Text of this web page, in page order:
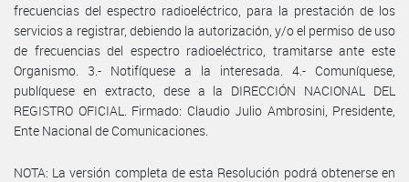
frecuencias del espectro radioeléctrico, para la prestación de los
servicios a registrar, debiendo la autorización, y/o el permiso de uso
de frecuencias del espectro radioeléctrico, tramitarse ante este
Organismo. 3.- Notifíquese a la interesada. 4.- Comuníquese,
publíquese en extracto, dese a la DIRECCIÓN NACIONAL DEL
REGISTRO OFICIAL. Firmado: Claudio Julio Ambrosini, Presidente,
Ente Nacional de Comunicaciones.
NOTA: La versión completa de esta Resolución podrá obtenerse en